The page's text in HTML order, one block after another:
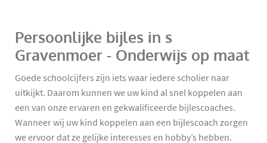
Persoonlijke bijles in s
Gravenmoer - Onderwijs op maat
Goede schoolcijfers zijn iets waar iedere scholier naar
uitkijkt. Daarom kunnen we uw kind al snel koppelen aan
een van onze ervaren en gekwalificeerde bijlescoaches.
Wanneer wij uw kind koppelen aan een bijlescoach zorgen
we ervoor dat ze gelijke interesses en hobby’s hebben.